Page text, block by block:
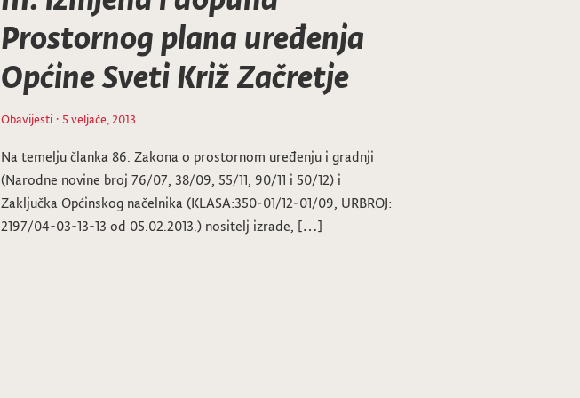
Prostornog plana uređenja
Općine Sveti Križ Začretje
Obavijesti · 5 veljače, 2013
Na temelju članka 86. Zakona o prostornom uređenju i gradnji
(Narodne novine broj 76/07, 38/09, 55/11, 90/11 i 50/12) i
Zaključka Općinskog načelnika (KLASA:350-01/12-01/09, URBROJ:
2197/04-03-13-13 od 05.02.2013.) nositelj izrade, […]